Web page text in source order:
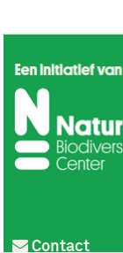
Contact